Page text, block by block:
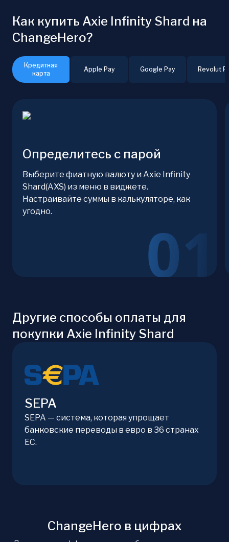
Как купить Axie Infinity Shard на
ChangeHero?
Кредитная
карта
Apple Pay Google Pay Revolut
Определитесь с парой
Выберите фиатную валюту и Axie Infinity
Shard(AXS) из меню в виджете.
Настраивайте суммы в калькуляторе, как
угодно.
Другие способы оплаты для
покупки Axie Infinity Shard
SEPA
SEPA — система, которая упрощает
банковские переводы в евро в 36 странах
ЕС.
ChangeHero в цифрах